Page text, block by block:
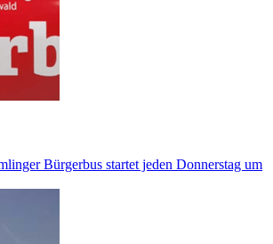
Bürgerbus startet jeden Donnerstag um